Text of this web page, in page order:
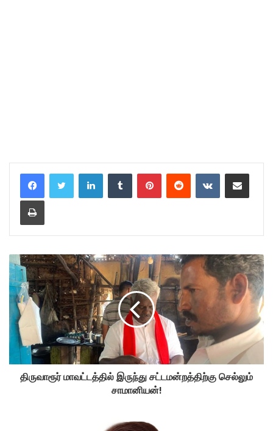
LinkedInTumblr PinterestReddit VKontakteShare via Email
Print
திருவாரூர் மாவட்டத்தில் இருந்து சட்டமன்றத்திற்கு செல்லும்
சாமானியன்!